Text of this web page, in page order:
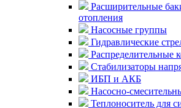
Расширительные
отопления
Насосные группы
Гидравлические
Распределительные
Стабилизаторы
ИБП и АКБ
Насосно-
Теплоноситель для